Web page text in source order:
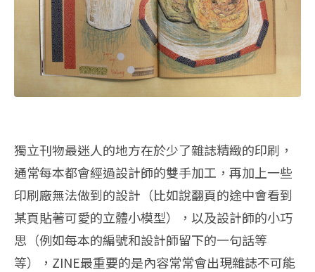
獨立刊物最迷人的地方在於少了雜誌精緻的印刷，
通常每本都會經過設計師的雙手加工，再加上一些
印刷廠無法做到的設計（比如說翻頁的途中會看到
某頁貼著可愛的立體小模型），以及設計師的小巧
思（例如每本的編號和設計師留下的一句話等
等），ZINE最重要的是內容常常會出現雜誌不可能